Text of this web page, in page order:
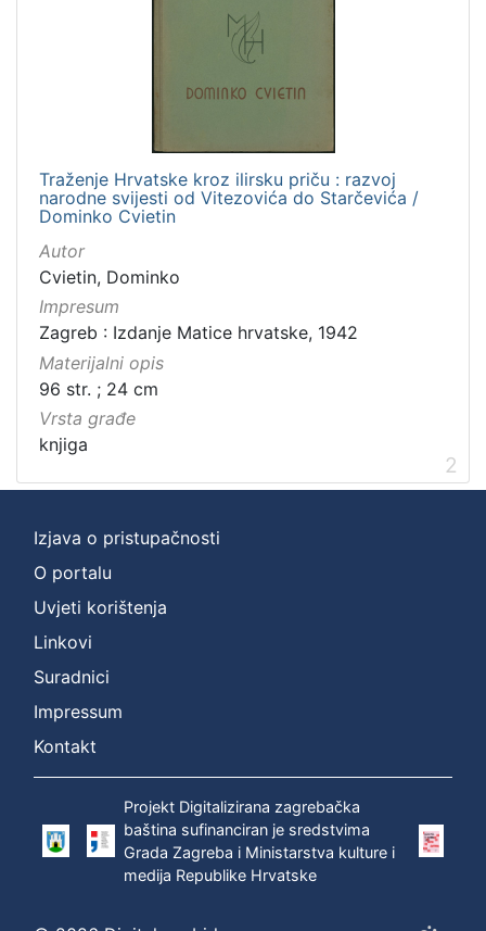
Traženje Hrvatske kroz ilirsku priču : razvoj
narodne svijesti od Vitezovića do Starčevića /
Dominko Cvietin
Autor
Cvietin, Dominko
Impresum
Zagreb : Izdanje Matice hrvatske, 1942
Materijalni opis
96 str. ; 24 cm
Vrsta građe
knjiga
2
Izjava o pristupačnosti
O portalu
Uvjeti korištenja
Linkovi
Suradnici
Impressum
Kontakt
Projekt Digitalizirana zagrebačka
baština sufinanciran je sredstvima
Grada Zagreba i Ministarstva kulture i
medija Republike Hrvatske